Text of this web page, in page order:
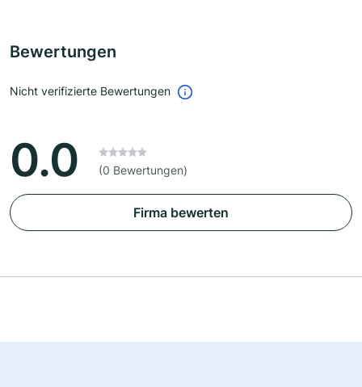
Bewertungen
Nicht verifizierte Bewertungen
0.0 (0 Bewertungen)
Firma bewerten